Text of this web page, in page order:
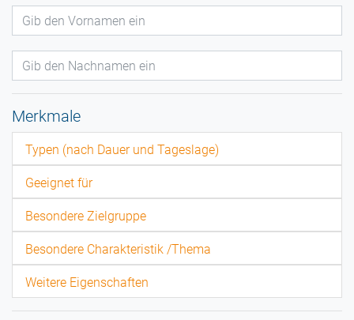
Merkmale
Typen (nach Dauer und Tageslage)
Geeignet für
Besondere Zielgruppe
Besondere Charakteristik /Thema
Weitere Eigenschaften